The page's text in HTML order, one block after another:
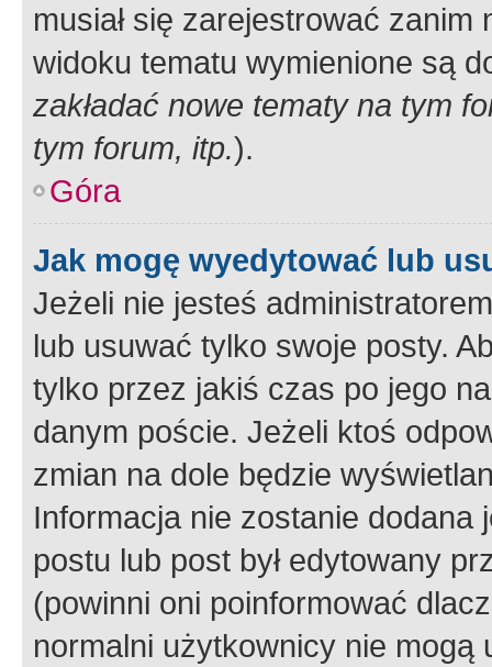
musiał się zarejestrować
widoku tematu wymienione są
zakładać nowe tematy na tym
tym forum, itp.).
Góra
Jak mogę wyedytować lub
Jeżeli nie jesteś
lub usuwać tylko swoje posty.
tylko przez jakiś czas po jego
danym poście. Jeżeli ktoś
zmian na dole będzie
Informacja nie zostanie dodana
postu lub post był edytowany
(powinni oni poinformować
normalni użytkownicy nie